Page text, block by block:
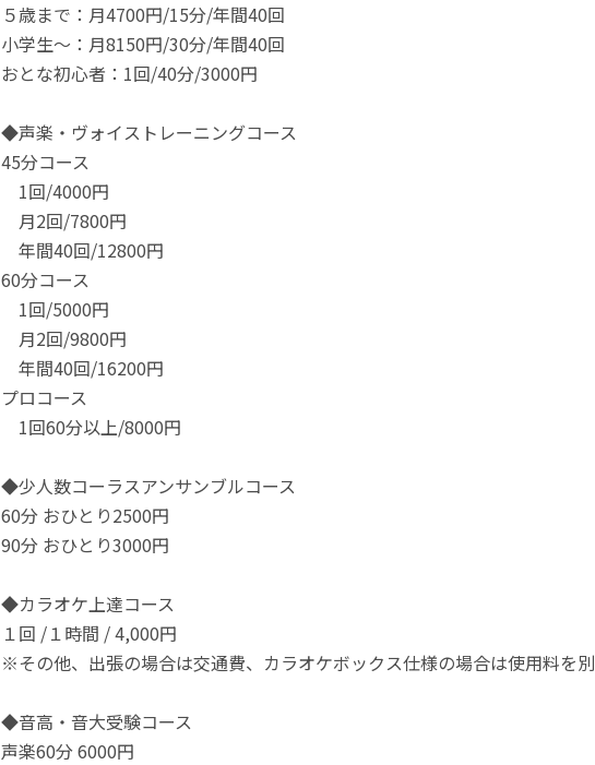
５歳まで：月4700円/15分/年間40回
小学生～：月8150円/30分/年間40回
おとな初心者：1回/40分/3000円
◆声楽・ヴォイストレーニングコース
45分コース
1回/4000円
月2回/7800円
年間40回/12800円
60分コース
1回/5000円
月2回/9800円
年間40回/16200円
プロコース
1回60分以上/8000円
◆少人数コーラスアンサンブルコース
60分 おひとり2500円
90分 おひとり3000円
◆カラオケ上達コース
１回 /１時間 / 4,000円
※その他、出張の場合は交通費、カラオケボックス仕様の場合は使用料を別
◆音高・音大受験コース
声楽60分 6000円